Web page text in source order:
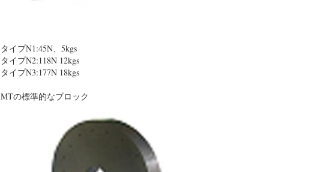
タイプN1:45N、5kgs
タイプN2:118N 12kgs
タイプN3:177N 18kgs
MTの標準的なブロック